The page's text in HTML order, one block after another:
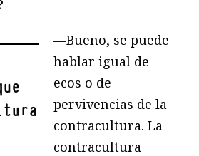
—Bueno, se puede
hablar igual de
ecos o de
pervivencias de la
contracultura. La
contracultura